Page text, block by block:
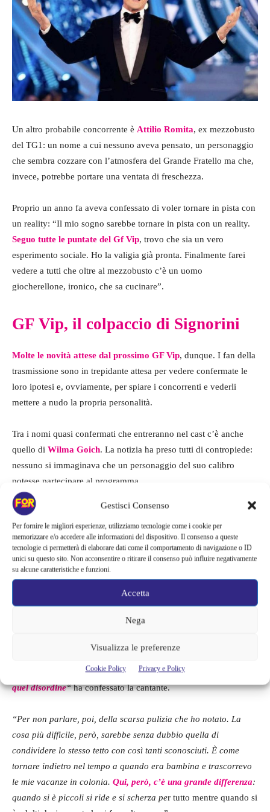
Gestisci Consenso
Per fornire le migliori esperienze, utilizziamo tecnologie come i cookie per
memorizzare e/o accedere alle informazioni del dispositivo. Il consenso a queste
tecnologie ci permetterà di elaborare dati come il comportamento di navigazione o ID
unici su questo sito. Non acconsentire o ritirare il consenso può influire negativamente
su alcune caratteristiche e funzioni.
Accetta
Nega
Visualizza le preferenze
Cookie Policy Privacy e Policy
Un altro probabile concorrente è Attilio Romita, ex mezzobusto
del TG1: un nome a cui nessuno aveva pensato, un personaggio
che sembra cozzare con l’atmosfera del Grande Fratello ma che,
invece, potrebbe portare una ventata di freschezza.
Proprio un anno fa aveva confessato di voler tornare in pista con
un reality: “Il mio sogno sarebbe tornare in pista con un reality.
Seguo tutte le puntate del Gf Vip, trovo che sia un vero
esperimento sociale. Ho la valigia già pronta. Finalmente farei
vedere a tutti che oltre al mezzobusto c’è un uomo
giocherellone, ironico, che sa cucinare”.
GF Vip, il colpaccio di Signorini
Molte le novità attese dal prossimo GF Vip, dunque. I fan della
trasmissione sono in trepidante attesa per vedere confermate le
loro ipotesi e, ovviamente, per spiare i concorrenti e vederli
mettere a nudo la propria personalità.
Tra i nomi quasi confermati che entreranno nel cast c’è anche
quello di Wilma Goich. La notizia ha preso tutti di contropiede:
nessuno si immaginava che un personaggio del suo calibro
potesse partecipare al programma.
per me non sarebbe facile trovarmi in mezzo a tutto
quel disordine“ha confessato la cantante.
“Per non parlare, poi, della scarsa pulizia che ho notato. La
cosa più difficile, però, sarebbe senza dubbio quella di
condividere lo stesso tetto con così tanti sconosciuti. È come
tornare indietro nel tempo a quando era bambina e trascorrevo
le mie vacanze in colonia. Qui, però, c’è una grande differenza:
quando si è piccoli si ride e si scherza per tutto mentre quando si